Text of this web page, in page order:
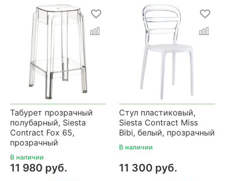
Табурет прозрачный
полубарный, Siesta
Contract Fox 65,
прозрачный
В наличии
11 980 руб.
Стул пластиковый,
Siesta Contract Miss
Bibi, белый, прозрачный
В наличии
11 300 руб.